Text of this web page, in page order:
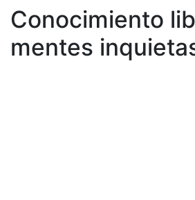
Conocimiento
mentes